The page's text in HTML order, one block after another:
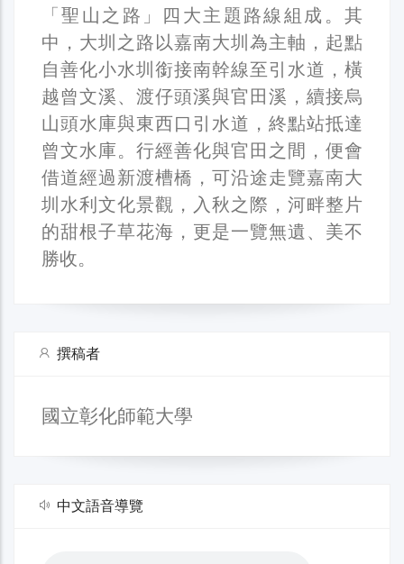
「聖山之路」四大主題路線組成。其
中，大圳之路以嘉南大圳為主軸，起點
自善化小水圳銜接南幹線至引水道，橫
越曾文溪、渡仔頭溪與官田溪，續接烏
山頭水庫與東西口引水道，終點站抵達
曾文水庫。行經善化與官田之間，便會
借道經過新渡槽橋，可沿途走覽嘉南大
圳水利文化景觀，入秋之際，河畔整片
的甜根子草花海，更是一覽無遺、美不
勝收。
撰稿者
國立彰化師範大學
中文語音導覽